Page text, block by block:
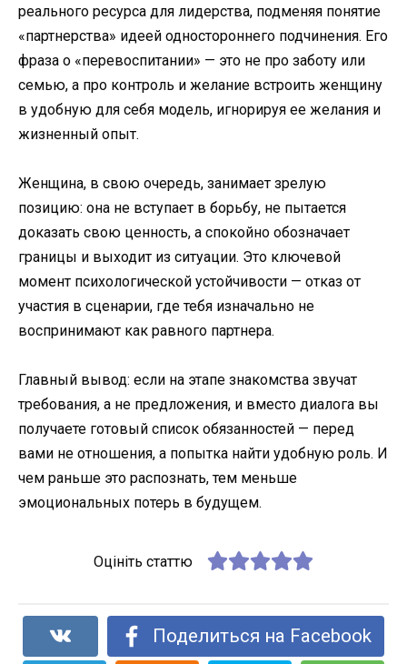
реального ресурса для лидерства, подменяя понятие
«партнерства» идеей одностороннего подчинения. Его
фраза о «перевоспитании» — это не про заботу или
семью, а про контроль и желание встроить женщину
в удобную для себя модель, игнорируя ее желания и
жизненный опыт.
Женщина, в свою очередь, занимает зрелую
позицию: она не вступает в борьбу, не пытается
доказать свою ценность, а спокойно обозначает
границы и выходит из ситуации. Это ключевой
момент психологической устойчивости — отказ от
участия в сценарии, где тебя изначально не
воспринимают как равного партнера.
Главный вывод: если на этапе знакомства звучат
требования, а не предложения, и вместо диалога вы
получаете готовый список обязанностей — перед
вами не отношения, а попытка найти удобную роль. И
чем раньше это распознать, тем меньше
эмоциональных потерь в будущем.
Оцініть статтю
Поделиться на Facebook